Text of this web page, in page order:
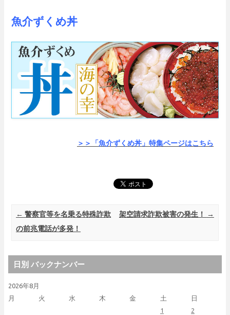
魚介ずくめ丼
＞＞「魚介ずくめ丼」 特集ページはこちら
Post navigation
← 警察官等を名乗る特殊詐欺
の前兆電話が多発！
架空請求詐欺被害の発生！ →
日別 バックナンバー
2026年8月
月
火 水 木 金 土 日
1
2